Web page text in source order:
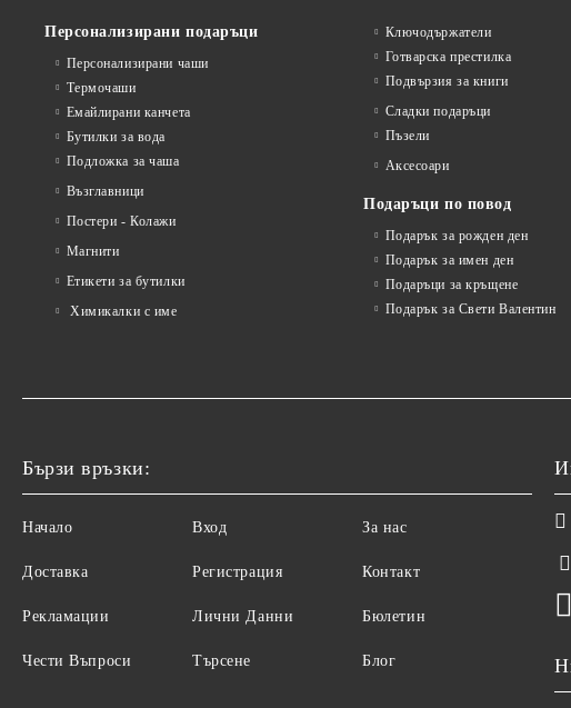
Персонализирани подаръци
Персонализирани чаши
Термочаши
Емайлирани канчета
Бутилки за вода
Подложка за чаша
Възглавници
Постери - Колажи
Магнити
Етикети за бутилки
Химикалки с име
Ключодържатели
Готварска престилка
Подвързия за книги
Сладки подаръци
Пъзели
Аксесоари
Подаръци по повод
Подарък за рожден ден
Подарък за имен ден
Подаръци за кръщене
Подарък за Свети Валентин
Бързи връзки:
Начало
Доставка
Рекламации
Чести Въпроси
Вход
Регистрация
Лични Данни
Търсене
За нас
Контакт
Бюлетин
Блог